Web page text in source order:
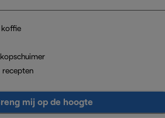
koffie
recepten
mij op de hoogte